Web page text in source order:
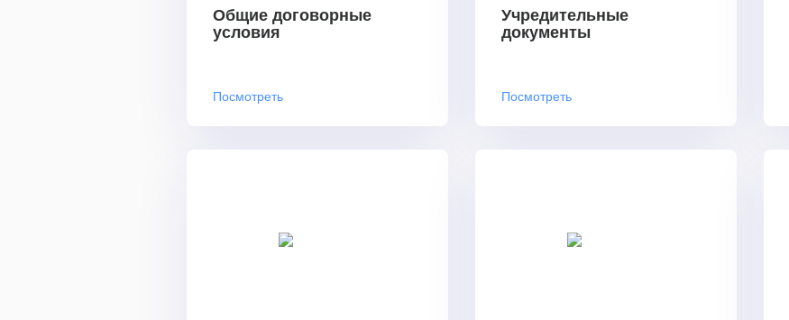
Общие договорные
условия
Посмотреть
Учредительные
документы
Посмотреть